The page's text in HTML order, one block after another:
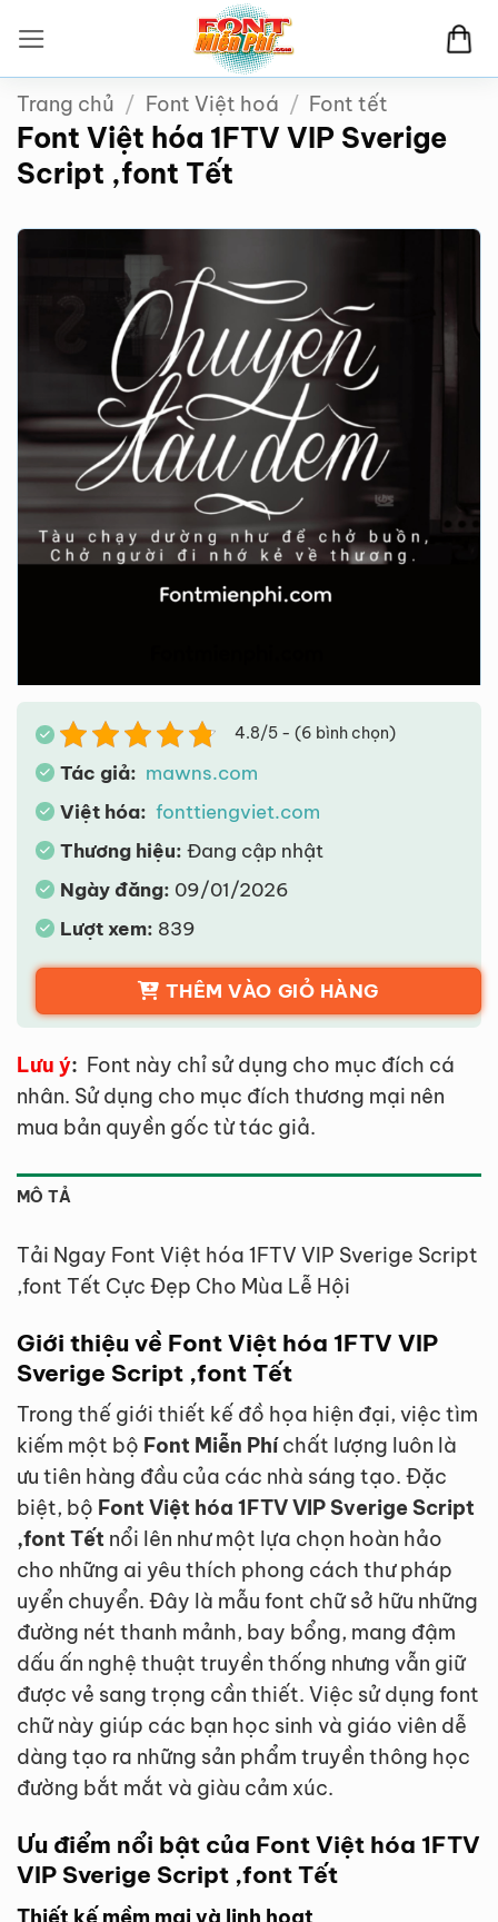
qua
nội
dung
Trang chủ / Font Việt hoá / Font tết
Font Việt hóa 1FTV VIP Sverige
Script ,font Tết
4.8/5 - (6 bình chọn)
Tác giả: mawns.com
Việt hóa: fonttiengviet.com
Thương hiệu: Đang cập nhật
Ngày đăng: 09/01/2026
Lượt xem: 839
THÊM VÀO GIỎ HÀNG
Lưu ý: Font này chỉ sử dụng cho mục đích cá
nhân. Sử dụng cho mục đích thương mại nên
mua bản quyền gốc từ tác giả.
MÔ TẢ
Tải Ngay Font Việt hóa 1FTV VIP Sverige Script
,font Tết Cực Đẹp Cho Mùa Lễ Hội
Giới thiệu về Font Việt hóa 1FTV VIP
Sverige Script ,font Tết
Trong thế giới thiết kế đồ họa hiện đại, việc tìm
kiếm một bộ Font Miễn Phíchất lượng luôn là
ưu tiên hàng đầu của các nhà sáng tạo. Đặc
biệt, bộ Font Việt hóa 1FTV VIP Sverige Script
,font Tết nổi lên như một lựa chọn hoàn hảo
cho những ai yêu thích phong cách thư pháp
uyển chuyển. Đây là mẫu font chữ sở hữu những
đường nét thanh mảnh, bay bổng, mang đậm
dấu ấn nghệ thuật truyền thống nhưng vẫn giữ
được vẻ sang trọng cần thiết. Việc sử dụng font
chữ này giúp các bạn học sinh và giáo viên dễ
dàng tạo ra những sản phẩm truyền thông học
đường bắt mắt và giàu cảm xúc.
Ưu điểm nổi bật của Font Việt hóa 1FTV
VIP Sverige Script ,font Tết
Thiết kế mềm mại và linh hoạt